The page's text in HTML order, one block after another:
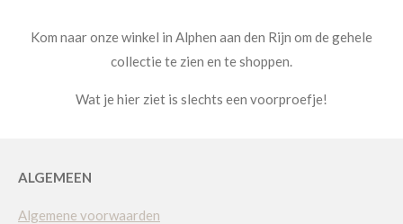
Kom naar onze winkel in Alphen aan den Rijn om de gehele
collectie te zien en te shoppen.
Wat je hier ziet is slechts een voorproefje!
ALGEMEEN
Algemene voorwaarden